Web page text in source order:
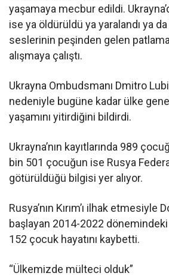
yaşamaya mecbur edildi.
ise ya öldürüldü ya yaralandı ya
seslerinin peşinden gelen
alışmaya çalıştı.
Ukrayna Ombudsmanı Dmitro
nedeniyle bugüne kadar ülke
yaşamını yitirdiğini bildirdi.
Ukrayna’nın kayıtlarında 989
bin 501 çocuğun ise Rusya
götürüldüğü bilgisi yer alıyor.
Rusya’nın Kırım’ı ilhak
başlayan 2014-2022 dönemindeki
152 çocuk hayatını kaybetti.
“Ülkemizde mülteci olduk”